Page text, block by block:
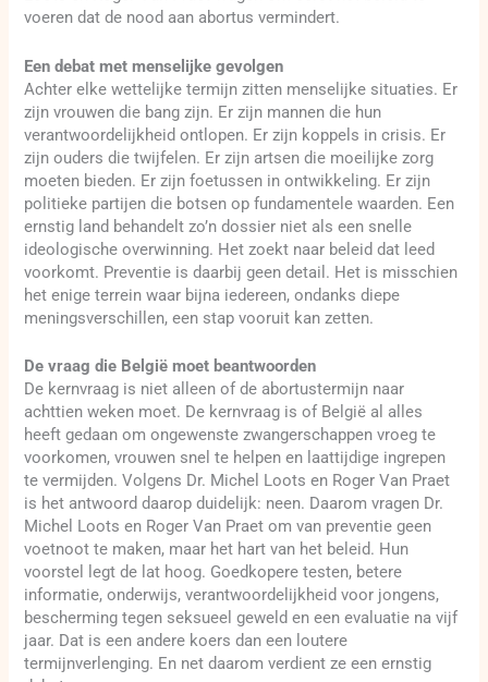
voeren dat de nood aan abortus vermindert.
Een debat met menselijke gevolgen
Achter elke wettelijke termijn zitten menselijke situaties. Er
zijn vrouwen die bang zijn. Er zijn mannen die hun
verantwoordelijkheid ontlopen. Er zijn koppels in crisis. Er
zijn ouders die twijfelen. Er zijn artsen die moeilijke zorg
moeten bieden. Er zijn foetussen in ontwikkeling. Er zijn
politieke partijen die botsen op fundamentele waarden. Een
ernstig land behandelt zo’n dossier niet als een snelle
ideologische overwinning. Het zoekt naar beleid dat leed
voorkomt. Preventie is daarbij geen detail. Het is misschien
het enige terrein waar bijna iedereen, ondanks diepe
meningsverschillen, een stap vooruit kan zetten.
De vraag die België moet beantwoorden
De kernvraag is niet alleen of de abortustermijn naar
achttien weken moet. De kernvraag is of België al alles
heeft gedaan om ongewenste zwangerschappen vroeg te
voorkomen, vrouwen snel te helpen en laattijdige ingrepen
te vermijden. Volgens Dr. Michel Loots en Roger Van Praet
is het antwoord daarop duidelijk: neen. Daarom vragen Dr.
Michel Loots en Roger Van Praet om van preventie geen
voetnoot te maken, maar het hart van het beleid. Hun
voorstel legt de lat hoog. Goedkopere testen, betere
informatie, onderwijs, verantwoordelijkheid voor jongens,
bescherming tegen seksueel geweld en een evaluatie na vijf
jaar. Dat is een andere koers dan een loutere
termijnverlenging. En net daarom verdient ze een ernstig